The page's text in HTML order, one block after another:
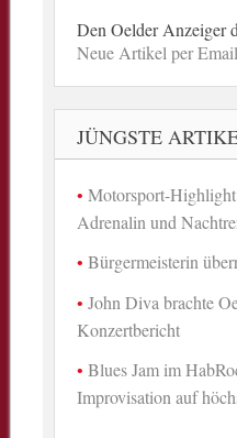
Den Oelder Anzeiger
Neue Artikel per
JÜNGSTE
Motorsport-
Adrenalin und
Bürgermeisterin
John Diva brachte
Konzertbericht
Blues Jam im
Improvisation auf